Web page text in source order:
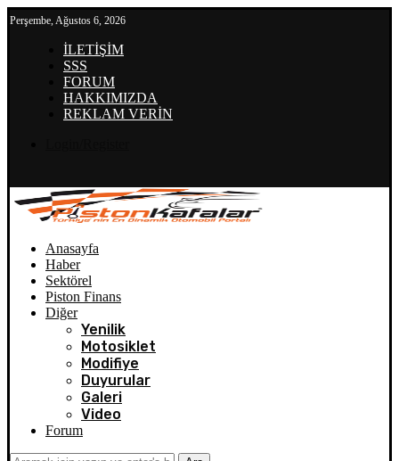
Perşembe, Ağustos 6, 2026
İLETİŞİM
SSS
FORUM
HAKKIMIZDA
REKLAM VERİN
Anasayfa
Haber
Sektörel
Piston Finans
Diğer
Yenilik
Motosiklet
Modifiye
Duyurular
Galeri
Video
Forum